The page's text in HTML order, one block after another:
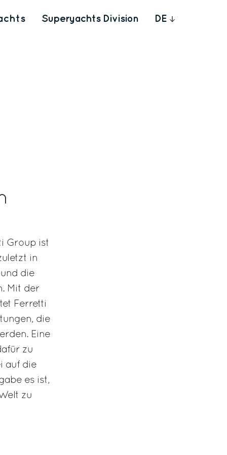
Superyachts Division DE
Group ist
in
die
Mit der
Ferretti
die
Eine
zu
auf die
es ist,
zu